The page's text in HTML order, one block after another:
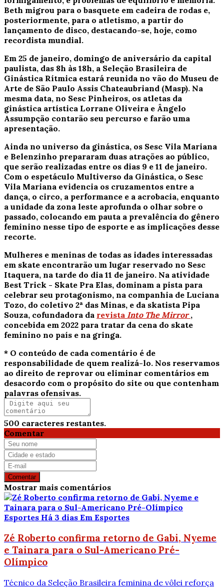
Beth migrou para o basquete em cadeira de rodas e,
posteriormente, para o atletismo, a partir do
lançamento de disco, destacando-se, hoje, como
recordista mundial.
Em 25 de janeiro, domingo de aniversário da capital
paulista, das 8h às 18h, a Seleção Brasileira de
Ginástica Rítmica estará reunida no vão do Museu de
Arte de São Paulo Assis Chateaubriand (Masp). Na
mesma data, no Sesc Pinheiros, os atletas da
ginástica artística Lorrane Oliveira e Ângelo
Assumpção contarão seu percurso e farão uma
apresentação.
Ainda no universo da ginástica, os Sesc Vila Mariana
e Belenzinho prepararam duas atrações ao público,
que serão realizadas entre os dias 9 e 11 de janeiro.
Com o espetáculo Multiverso da Ginástica, o Sesc
Vila Mariana evidencia os cruzamentos entre a
dança, o circo, a performance e a acrobacia, enquanto
a unidade da zona leste aprofunda o olhar sobre o
passado, colocando em pauta a prevalência do gênero
feminino nesse tipo de esporte e as implicações desse
recorte.
Mulheres e meninas de todas as idades interessadas
em skate encontrarão um lugar reservado no Sesc
Itaquera, na tarde do dia 11 de janeiro. Na atividade
Best Trick - Skate Pra Elas, dominam a pista para
celebrar seu protagonismo, na companhia de Luciana
Tozo, do coletivo 2ª das Minas, e da skatista Pipa
Souza, cofundadora da revista Into The Mirror ,
concebida em 2022 para tratar da cena do skate
feminino no país e na gringa.
* O conteúdo de cada comentário é de
responsabilidade de quem realizá-lo. Nos reservamos
ao direito de reprovar ou eliminar comentários em
desacordo com o propósito do site ou que contenham
palavras ofensivas.
500 caracteres restantes.
Comentar
Comentar
Mostrar mais comentários
Esportes Há 3 dias Em Esportes
Zé Roberto confirma retorno de Gabi, Nyeme
e Tainara para o Sul-Americano Pré-
Olímpico
Técnico da Seleção Brasileira feminina de vôlei reforça